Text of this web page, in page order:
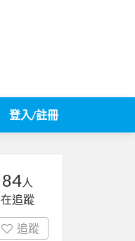
登入/註冊
84人
在追蹤
追蹤